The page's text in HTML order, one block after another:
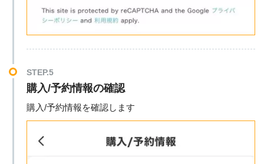
STEP.5
購入/予約情報の確認
購入/予約情報を確認します